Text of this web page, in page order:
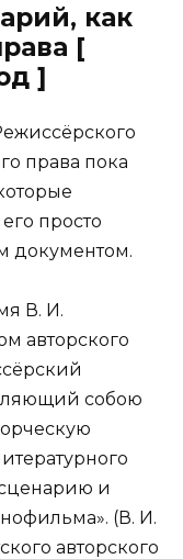
как
[
]
права пока
просто
документом.
В. И.
авторского
собою
и
(В. И.
авторского